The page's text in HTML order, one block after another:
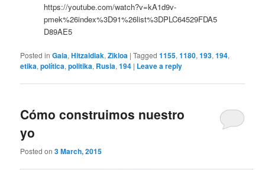
https://youtube.com/watch?v=kA1d9v-
pmek%26index%3D91%26list%3DPLC64529FDA5
D89AE5
Posted in Gaia,Hitzaldiak,Zikloa |Tagged 1155,1180,193,194,
etika,política,politika, Rusia,194 | Leave a reply
Cómo construimos nuestro
yo
Posted on3 March, 2015